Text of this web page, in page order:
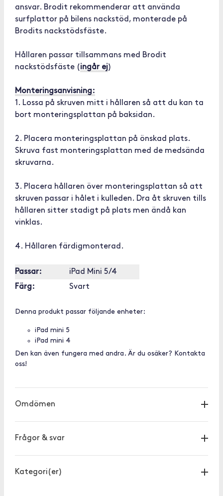
ansvar. Brodit rekommenderar att använda
surfplattor på bilens nackstöd, monterade på
Brodits nackstödsfäste.
Hållaren passar tillsammans med Brodit
nackstödsfäste (ingår ej)
Monteringsanvisning:
1. Lossa på skruven mitt i hållaren så att du kan ta
bort monteringsplattan på baksidan.
2. Placera monteringsplattan på önskad plats.
Skruva fast monteringsplattan med de medsända
skruvarna.
3. Placera hållaren över monteringsplattan så att
skruven passar i hålet i kulleden. Dra åt skruven tills
hållaren sitter stadigt på plats men ändå kan
vinklas.
4. Hållaren färdigmonterad.
Passar:
iPad Mini 5/4
Färg:
Svart
Denna produkt passar följande enheter:
iPad mini 5
iPad mini 4
Den kan även fungera med andra. Är du osäker? Kontakta
oss!
Omdömen
Frågor & svar
Kategori(er)